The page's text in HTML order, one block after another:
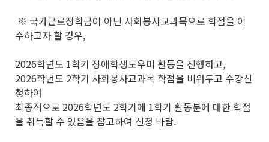
※ 국가근로장학금이 아닌 사회봉사교과목으로 학점을 이
수하고자 할 경우,
2026학년도 1학기 장애학생도우미 활동을 진행하고,
2026학년도 2학기 사회봉사교과목 학점을 비워두고 수강신
청하여
최종적으로 2026학년도 2학기에 1학기 활동분에 대한 학점
을 취득할 수 있음을 참고하여 신청 바람.